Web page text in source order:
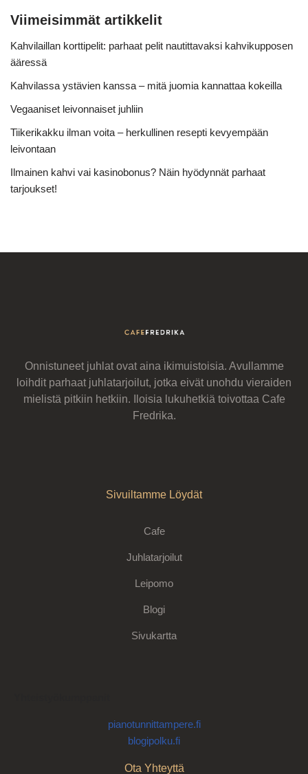
Viimeisimmät artikkelit
Kahvilaillan korttipelit: parhaat pelit nautittavaksi kahvikupposen
ääressä
Kahvilassa ystävien kanssa – mitä juomia kannattaa kokeilla
Vegaaniset leivonnaiset juhliin
Tiikerikakku ilman voita – herkullinen resepti kevyempään
leivontaan
Ilmainen kahvi vai kasinobonus? Näin hyödynnät parhaat
tarjoukset!
Onnistuneet juhlat ovat aina ikimuistoisia. Avullamme
loihdit parhaat juhlatarjoilut, jotka eivät unohdu vieraiden
mielistä pitkiin hetkiin. Iloisia lukuhetkiä toivottaa Cafe
Fredrika.
Sivuiltamme Löydät
Cafe
Juhlatarjoilut
Leipomo
Blogi
Sivukartta
pianotunnittampere.fi
blogipolku.fi
Ota Yhteyttä